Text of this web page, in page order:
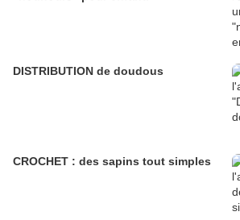
DISTRIBUTION de doudous
CROCHET : des sapins tout simples